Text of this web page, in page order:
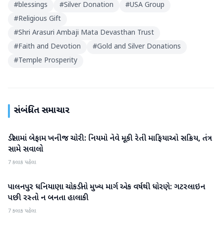
#blessings #Silver Donation #USA Group
#Religious Gift
#Shri Arasuri Ambaji Mata Devasthan Trust
#Faith and Devotion #Gold and Silver Donations
#Temple Prosperity
સંબંધિત સમાચાર
બનાસકાંઠા
ડીસામાં બેફામ ખનીજ ચોરી: નિયમો નેવે મૂકી રેતી માફિયાઓ સક્રિય, તંત્ર
સામે સવાલો
7 કલાક પહેલા
બનાસકાંઠા
પાલનપુર ધનિયાણા ચોકડીનો મુખ્ય માર્ગ એક વર્ષથી ધોરણે: ગટરલાઇન
પછી રસ્તો ન બનતા હાલાકી
7 કલાક પહેલા